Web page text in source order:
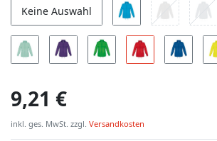
Keine Auswahl
9,21 €
inkl. ges. MwSt. zzgl. Versandkosten